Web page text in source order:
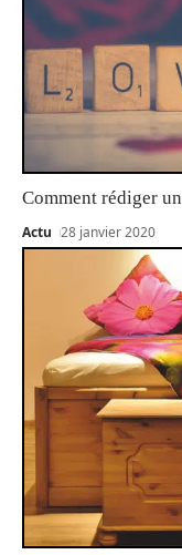
Comment rédiger
Actu 28 janvier 2020